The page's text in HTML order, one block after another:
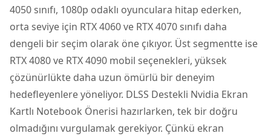
4050 sınıfı, 1080p odaklı oyunculara hitap ederken,
orta seviye için RTX 4060 ve RTX 4070 sınıfı daha
dengeli bir seçim olarak öne çıkıyor. Üst segmentte ise
RTX 4080 ve RTX 4090 mobil seçenekleri, yüksek
çözünürlükte daha uzun ömürlü bir deneyim
hedefleyenlere yöneliyor. DLSS Destekli Nvidia Ekran
Kartlı Notebook Önerisi hazırlarken, tek bir doğru
olmadığını vurgulamak gerekiyor. Çünkü ekran